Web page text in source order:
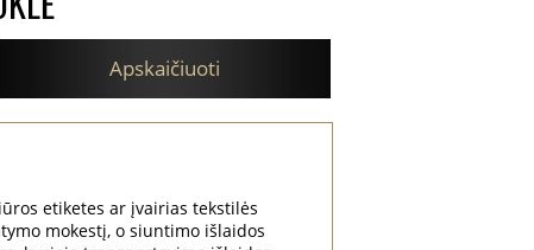
Apskaičiuoti
etiketes ar įvairias tekstilės
mokestį, o siuntimo išlaidos